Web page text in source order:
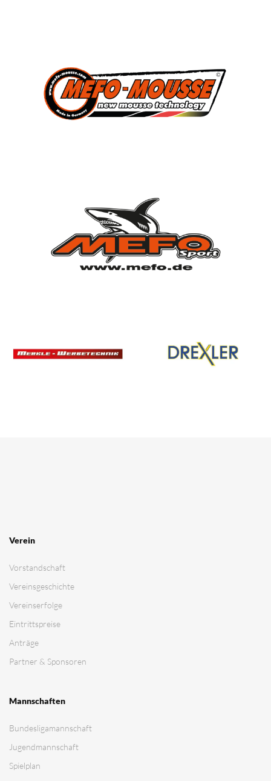
Verein
Vorstandschaft
Vereinsgeschichte
Vereinserfolge
Eintrittspreise
Anträge
Partner & Sponsoren
Mannschaften
Bundesligamannschaft
Jugendmannschaft
Spielplan